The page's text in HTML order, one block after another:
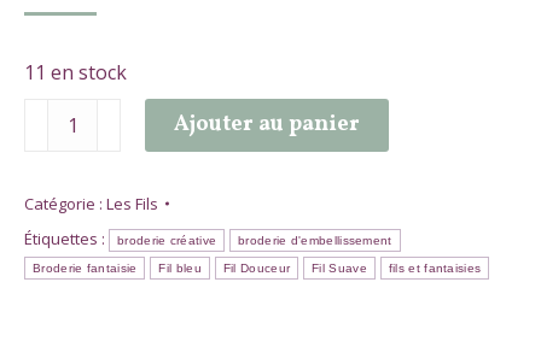
11 en stock
quantité
Douceur
Bleu
Ajouter au panier
Catégorie : Les Fils
Étiquettes :
broderie créative broderie d'embellissement
Broderie fantaisie Fil bleu Fil Douceur Fil Suave fils et fantaisies